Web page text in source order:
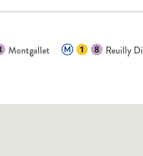
Montgallet Reuilly